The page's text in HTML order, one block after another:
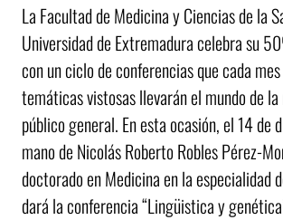
La Facultad de Medicina y Ciencias de la
Universidad de Extremadura celebra su
con un ciclo de conferencias que cada
temáticas vistosas llevarán el mundo de
público general. En esta ocasión, el 14 de
mano de Nicolás Roberto Robles Pérez-
doctorado en Medicina en la especialidad
dará la conferencia “Lingüistica y